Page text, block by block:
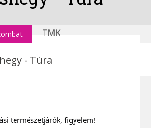
TMK
- Túra
természetjárók, figyelem!